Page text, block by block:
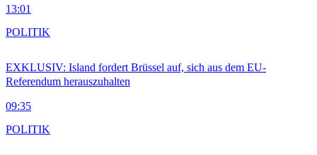
13:01
EXKLUSIV: Island fordert Brüssel auf, sich aus dem EU-
Referendum herauszuhalten
09:35
POLITIK
POLITIK